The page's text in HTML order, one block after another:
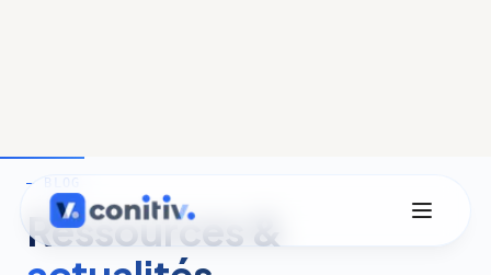
Ressources &
actualités
Articles, vidéos et interviews sur le TPRM, la